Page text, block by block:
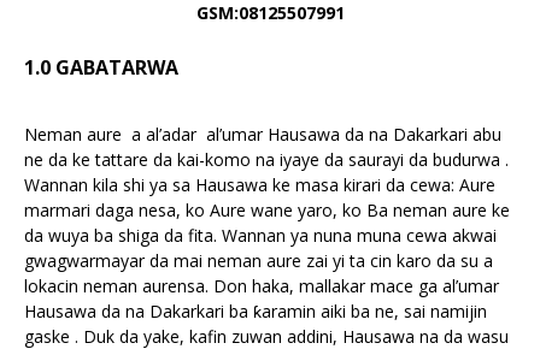
GSM:08125507991
1.0 GABATARWA
Neman aure a al’adar al’umar Hausawa da na Dakarkari abu
ne da ke tattare da kai-komo na iyaye da saurayi da budurwa .
Wannan kila shi ya sa Hausawa ke masa kirari da cewa: Aure
marmari daga nesa, ko Aure wane yaro, ko Ba neman aure ke
da wuya ba shiga da fita. Wannan ya nuna muna cewa akwai
gwagwarmayar da mai neman aure zai yi ta cin karo da su a
lokacin neman aurensa. Don haka, mallakar mace ga al’umar
Hausawa da na Dakarkari ba ƙaramin aiki ba ne, sai namijin
gaske . Duk da yake, kafin zuwan addini, Hausawa na da wasu